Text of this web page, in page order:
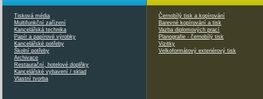
Tisková média
Multifunkční zařízení
Kancelářská technika
Papír a papírové výrobky
Kancelářské potřeby
Školní potřeby
Archivace
Restaurační, hotelové doplňky
Kancelářské vybavení / sklad
Vlastní tvorba
Černobílý tisk a kopírování
Barevné kopírování a tisk
Vazba diplomových prací
Planografie - černobílý tisk
Vizitky
Velkoformátový exteriérový tisk